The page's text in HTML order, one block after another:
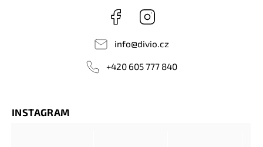
Facebook
info@divio.cz
+420 605 777 840
INSTAGRAM